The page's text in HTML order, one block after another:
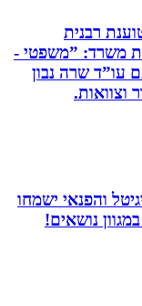
”משפטי -
שרה נבון
ישמחו
נושאים!